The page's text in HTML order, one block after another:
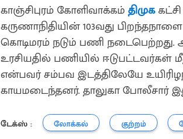
காஞ்சிபுரம் கோளிவாக்கம்திமுக
கருணாநிதியின் 103வது
கொடிமரம் நடும் பணி
உரசியதில் பணியில் ஈடுபட்டவர்கள்
என்பவர் சம்பவ இடத்திலேயே
காயமடைந்தனர். தாலுகா போலீசார் இது
டேக்ஸ் : லோக்கல் குற்றம்